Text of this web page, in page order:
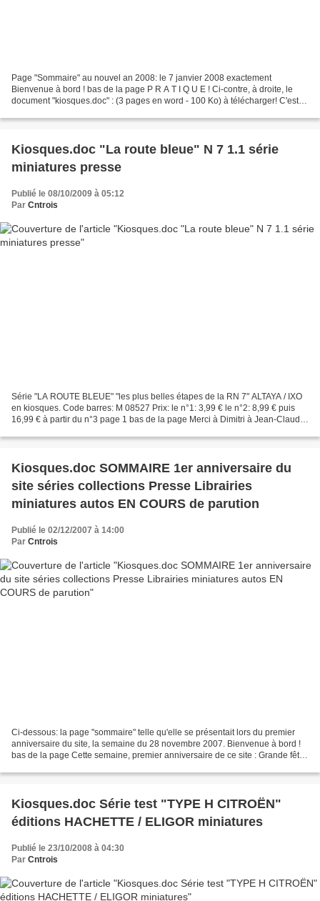
Page "Sommaire" au nouvel an 2008: le 7 janvier 2008 exactement
Bienvenue à bord ! bas de la page P R A T I Q U E ! Ci-contre, à droite, le
document "kiosques.doc" : (3 pages en word - 100 Ko) à télécharger! C'est,
Kiosques.doc "La route bleue" N 7 1.1 série
miniatures presse
Publié le 08/10/2009 à 05:12
Par Cntrois
Série "LA ROUTE BLEUE" "les plus belles étapes de la RN 7" ALTAYA / IXO
en kiosques. Code barres: M 08527 Prix: le n°1: 3,99 € le n°2: 8,99 € puis
16,99 € à partir du n°3 page 1 bas de la page Merci à Dimitri à Jean-Claude,
Kiosques.doc SOMMAIRE 1er anniversaire du
site séries collections Presse Librairies
miniatures autos EN COURS de parution
Publié le 02/12/2007 à 14:00
Par Cntrois
Ci-dessous: la page "sommaire" telle qu'elle se présentait lors du premier
anniversaire du site, la semaine du 28 novembre 2007. Bienvenue à bord !
bas de la page Cette semaine, premier anniversaire de ce site : Grande fête
Kiosques.doc Série test "TYPE H CITROËN"
éditions HACHETTE / ELIGOR miniatures
Publié le 23/10/2008 à 04:30
Par Cntrois